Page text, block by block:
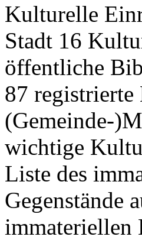
Kulturelle
Stadt 16
öffentliche
87 registrierte
(Gemeinde-
wichtige
Liste des
Gegenstände
immateriellen